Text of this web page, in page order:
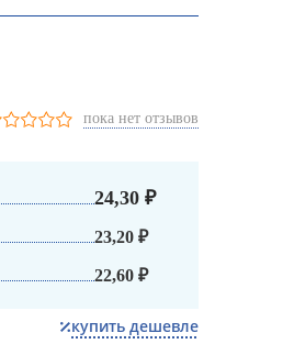
пока нет отзывов
24,30 ₽
23,20 ₽
22,60 ₽
купить дешевле